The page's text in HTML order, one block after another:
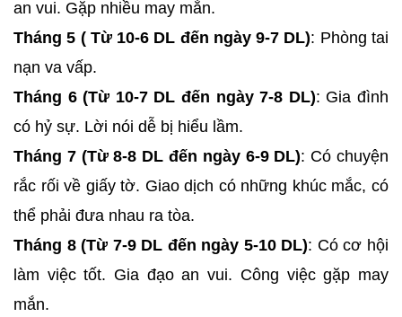
an vui. Gặp nhiều may mắn.
Tháng 5 ( Từ 10-6 DL đến ngày 9-7 DL): Phòng tai
nạn va vấp.
Tháng 6 (Từ 10-7 DL đến ngày 7-8 DL): Gia đình
có hỷ sự. Lời nói dễ bị hiểu lầm.
Tháng 7 (Từ 8-8 DL đến ngày 6-9 DL): Có chuyện
rắc rối về giấy tờ. Giao dịch có những khúc mắc, có
thể phải đưa nhau ra tòa.
Tháng 8 (Từ 7-9 DL đến ngày 5-10 DL): Có cơ hội
làm việc tốt. Gia đạo an vui. Công việc gặp may
mắn.